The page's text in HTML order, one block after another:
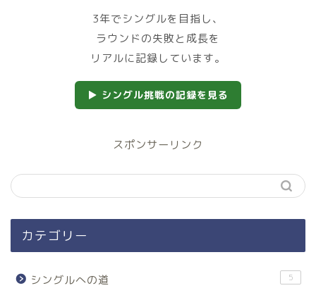
3年でシングルを目指し、
ラウンドの失敗と成長を
リアルに記録しています。
▶ シングル挑戦の記録を見る
スポンサーリンク
カテゴリー
シングルへの道 5